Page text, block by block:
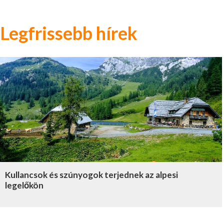
Legfrissebb hírek
Kullancsok és szúnyogok terjednek az alpesi
legelőkön